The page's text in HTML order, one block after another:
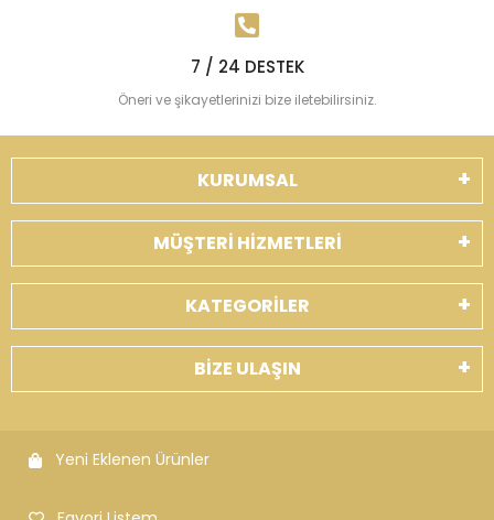
7 / 24 DESTEK
Öneri ve şikayetlerinizi bize iletebilirsiniz.
KURUMSAL
MÜŞTERİ HİZMETLERİ
KATEGORİLER
BİZE ULAŞIN
Yeni Eklenen Ürünler